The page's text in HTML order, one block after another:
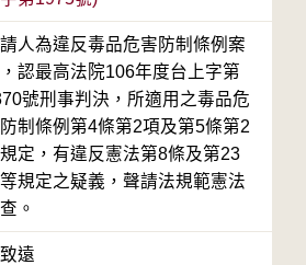
人為違反毒品危害防制條例案
認最高法院106年度台上字第
號刑事判決，所適用之毒品危
制條例第4條第2項及第5條第2
定，有違反憲法第8條及第23
規定之疑義，聲請法規範憲法
。
遠